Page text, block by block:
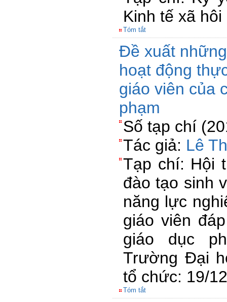
Kinh tế xã hôi
Tóm tắt
Đề xuất
hoạt động
giáo viên của
phạm
Số tạp chí
Tác giả: Lê
Tạp chí: Hội
đào tạo sinh
năng lực
giáo viên
giáo dục
Trường Đại
tổ chức: 19/
Tóm tắt